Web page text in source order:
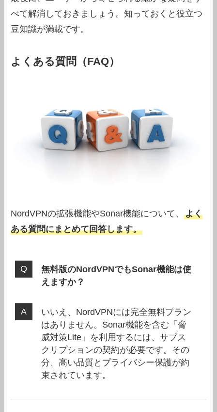
べて解消しておきましょう。知っておくと役立つ
豆知識が満載です。
よくある質問（FAQ）
NordVPNの拡張機能やSonar機能について、よく
ある質問にまとめて回答します。
無料版のNordVPNでもSonar機能は使
えますか？
いいえ、NordVPNには完全無料プラン
はありません。Sonar機能を含む「脅
威対策Lite」を利用するには、サブス
クリプションの契約が必要です。その
分、高い品質とプライバシー保護が約
束されています。